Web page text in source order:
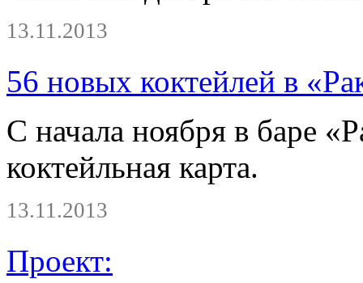
13.11.2013
56 новых коктейлей в
С начала ноября в баре
коктейльная карта.
13.11.2013
Проект: